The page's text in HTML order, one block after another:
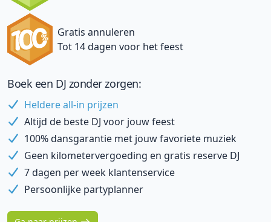
Gratis annuleren
Tot 14 dagen voor het feest
Boek een DJ zonder zorgen:
Heldere all-in prijzen
Altijd de beste DJ voor jouw feest
100% dansgarantie met jouw favoriete muziek
Geen kilometervergoeding en gratis reserve DJ
7 dagen per week klantenservice
Persoonlijke partyplanner